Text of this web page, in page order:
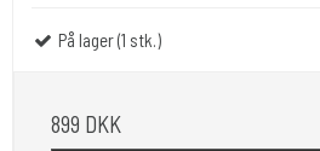
På lager (1 stk.)
899 DKK